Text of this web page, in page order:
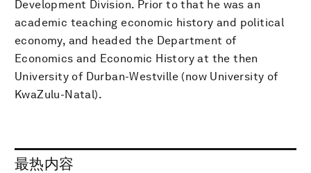
Development Division. Prior to that he was an
academic teaching economic history and political
economy, and headed the Department of
Economics and Economic History at the then
University of Durban-Westville (now University of
KwaZulu-Natal).
最热内容